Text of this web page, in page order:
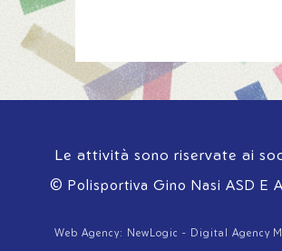
Le attività sono riservate ai
© Polisportiva Gino Nasi ASD E
Web Agency: NewLogic - Digital Agency